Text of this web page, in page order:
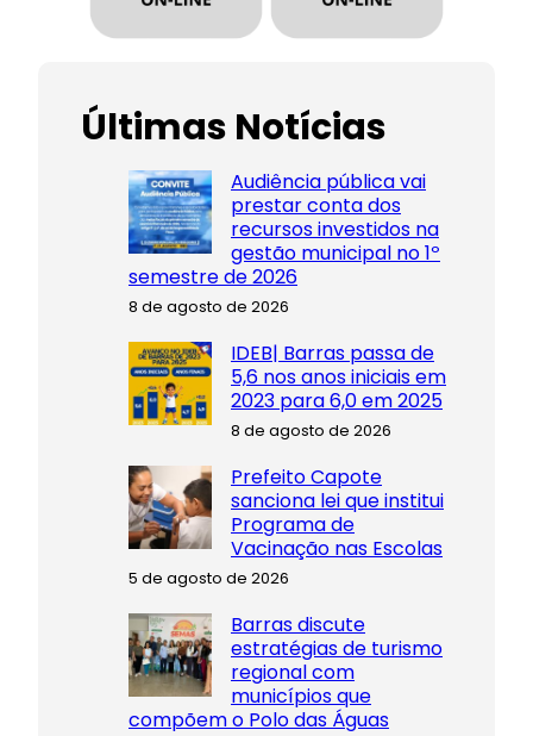
Últimas Notícias
Audiência pública vai
prestar conta dos
recursos investidos na
gestão municipal no 1º
semestre de 2026
8 de agosto de 2026
IDEB| Barras passa de
5,6 nos anos iniciais em
2023 para 6,0 em 2025
8 de agosto de 2026
Prefeito Capote
sanciona lei que institui
Programa de
Vacinação nas Escolas
5 de agosto de 2026
Barras discute
estratégias de turismo
regional com
municípios que
compõem o Polo das Águas